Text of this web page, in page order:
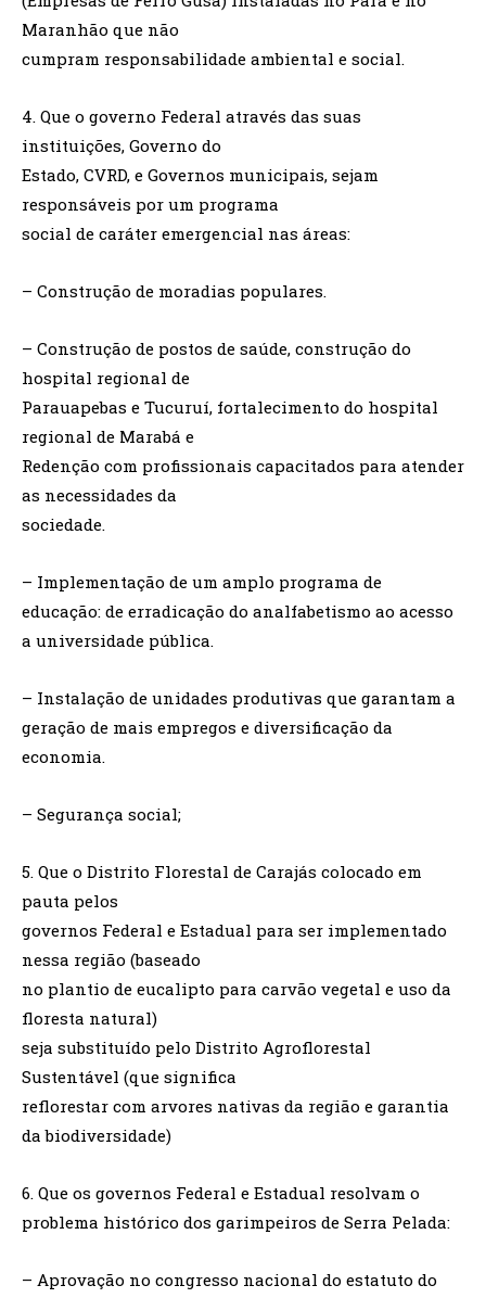
Maranhão que não
cumpram responsabilidade ambiental e social.
4. Que o governo Federal através das suas
instituições, Governo do
Estado, CVRD, e Governos municipais, sejam
responsáveis por um programa
social de caráter emergencial nas áreas:
– Construção de moradias populares.
– Construção de postos de saúde, construção do
hospital regional de
Parauapebas e Tucuruí, fortalecimento do hospital
regional de Marabá e
Redenção com profissionais capacitados para atender
as necessidades da
sociedade.
– Implementação de um amplo programa de
educação: de erradicação do analfabetismo ao acesso
a universidade pública.
– Instalação de unidades produtivas que garantam a
geração de mais empregos e diversificação da
economia.
– Segurança social;
5. Que o Distrito Florestal de Carajás colocado em
pauta pelos
governos Federal e Estadual para ser implementado
nessa região (baseado
no plantio de eucalipto para carvão vegetal e uso da
floresta natural)
seja substituído pelo Distrito Agroflorestal
Sustentável (que significa
reflorestar com arvores nativas da região e garantia
da biodiversidade)
6. Que os governos Federal e Estadual resolvam o
problema histórico dos garimpeiros de Serra Pelada:
– Aprovação no congresso nacional do estatuto do